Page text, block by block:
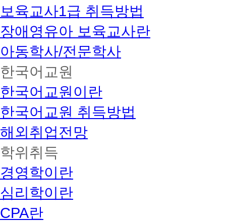
보육교사1급 취득방법
장애영유아 보육교사란
아동학사/전문학사
한국어교원
한국어교원이란
한국어교원 취득방법
해외취업전망
학위취득
경영학이란
심리학이란
CPA란